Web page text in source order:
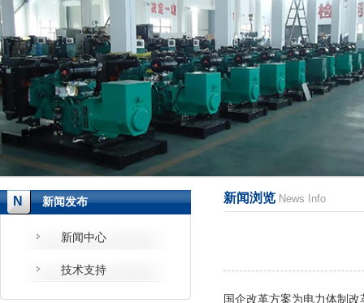
N 新闻发布
新闻中心
技术支持
新闻浏览 News Info
国企改革方案为电力体制